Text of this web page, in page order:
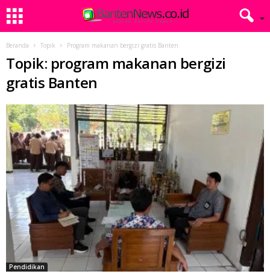
Beranda Topik Program makanan bergizi gratis Banten
Topik: program makanan bergizi
gratis Banten
Pendidikan